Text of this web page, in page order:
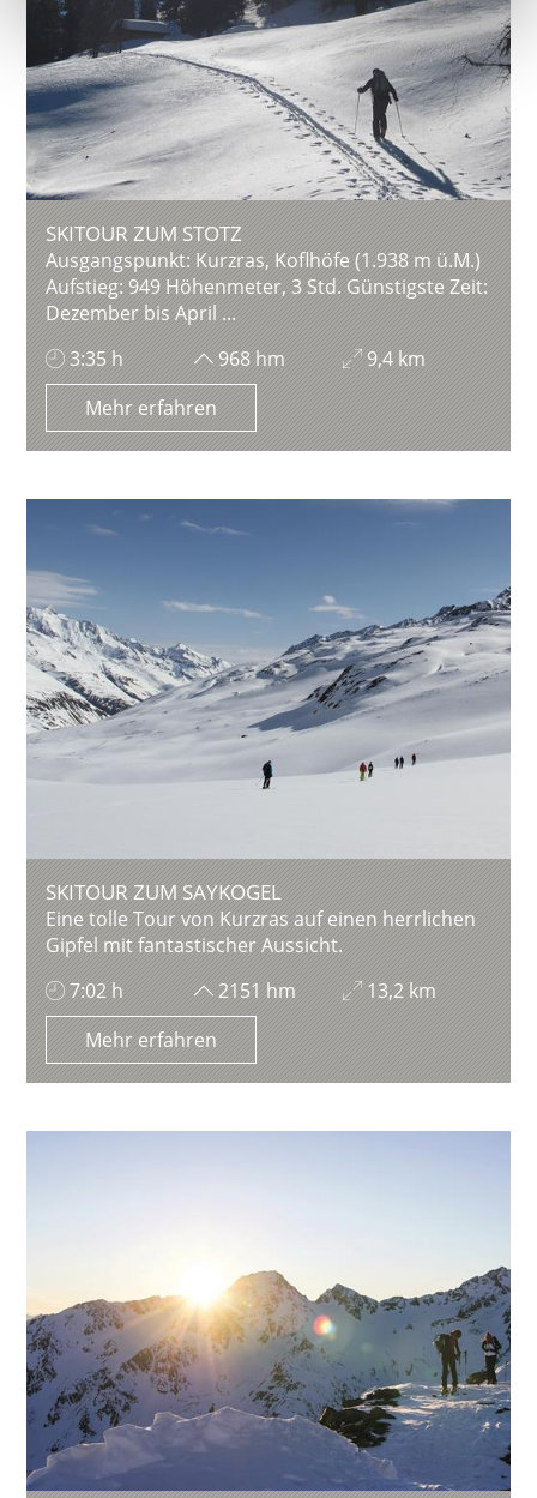
SKITOUR ZUM STOTZ
Ausgangspunkt: Kurzras, Koflhöfe (1.938 m ü.M.)
Aufstieg: 949 Höhenmeter, 3 Std. Günstigste Zeit:
Dezember bis April ...
3:35 h
968 hm
9,4 km
Mehr erfahren
SKITOUR ZUM SAYKOGEL
Eine tolle Tour von Kurzras auf einen herrlichen
Gipfel mit fantastischer Aussicht.
7:02 h
2151 hm
13,2 km
Mehr erfahren